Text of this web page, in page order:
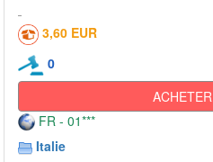
3,60 EUR
0
ACHETER
FR - 01***
Italie